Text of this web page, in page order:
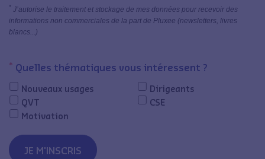
* J’autorise le traitement et stockage de mes données pour recevoir des
informations non commerciales de la part de Pluxee (newsletters, livres
blancs...)
* Quelles thématiques vous intéressent ?
Nouveaux usages
QVT
Motivation
Dirigeants
CSE
JE M'INSCRIS